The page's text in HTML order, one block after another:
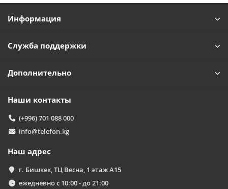
Информация
Служба поддержки
Дополнительно
Наши контакты
(+996) 701 088 000
info@telefon.kg
Наш адрес
г. Бишкек, ТЦ Весна, 1 этаж А15
ежедневно с 10:00 - до 21:00